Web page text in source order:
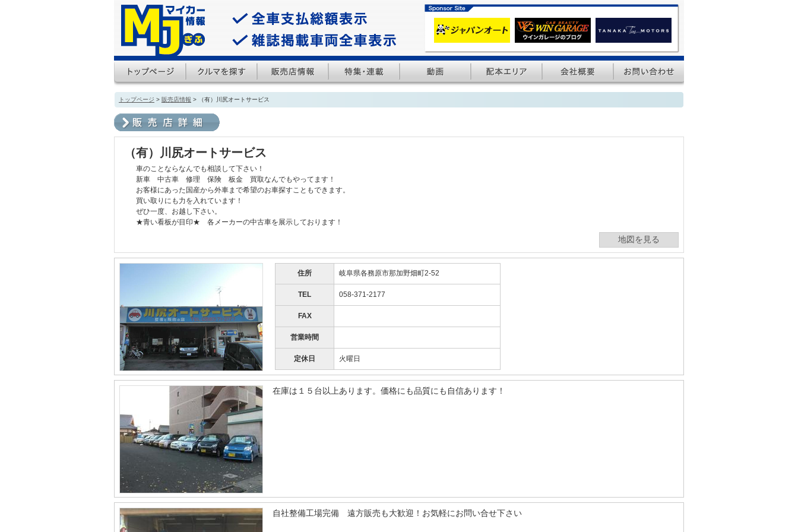
トップページ > 販売店情報 > （有）川尻オートサービス
（有）川尻オートサービス
車のことならなんでも相談して下さい！
新車 中古車 修理 保険 板金 買取なんでもやってます！
お客様にあった国産から外車まで希望のお車探すこともできます。
買い取りにも力を入れています！
ぜひ一度、お越し下さい。
★青い看板が目印★ 各メーカーの中古車を展示しております！
地図を見る
住所 岐阜県各務原市那加野畑町2-52
TEL 058-371-2177
FAX
営業時間
定休日 火曜日
在庫は１５台以上あります。価格にも品質にも自信あります！
自社整備工場完備 遠方販売も大歓迎！お気軽にお問い合せ下さい